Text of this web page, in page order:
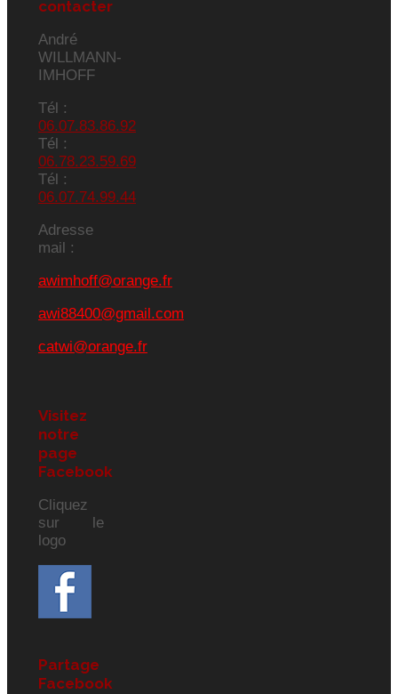
contacter
André
WILLMANN-
IMHOFF
Tél :
06.07.83.86.92
Tél :
06.78.23.59.69
Tél :
06.07.74.99.44
Adresse
mail :
awimhoff@orange.fr
awi88400@gmail.com
catwi@orange.fr
Visitez
notre
page
Facebook
Cliquez
sur le
logo
Partage
Facebook